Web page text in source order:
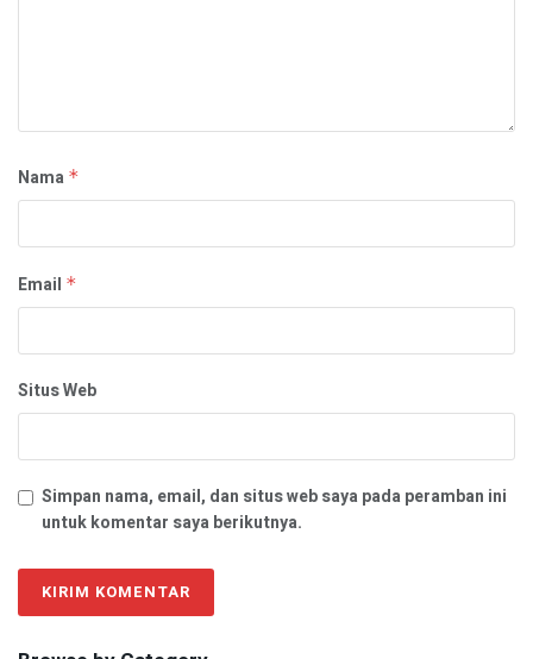
Nama *
Email *
Situs Web
Simpan nama, email, dan situs web saya pada peramban ini
untuk komentar saya berikutnya.